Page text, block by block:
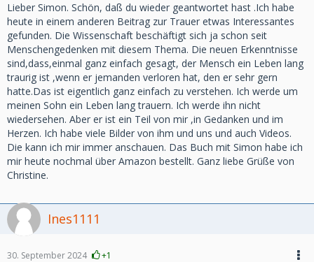
Lieber Simon. Schön, daß du wieder geantwortet hast .Ich habe
heute in einem anderen Beitrag zur Trauer etwas Interessantes
gefunden. Die Wissenschaft beschäftigt sich ja schon seit
Menschengedenken mit diesem Thema. Die neuen Erkenntnisse
sind,dass,einmal ganz einfach gesagt, der Mensch ein Leben lang
traurig ist ,wenn er jemanden verloren hat, den er sehr gern
hatte.Das ist eigentlich ganz einfach zu verstehen. Ich werde um
meinen Sohn ein Leben lang trauern. Ich werde ihn nicht
wiedersehen. Aber er ist ein Teil von mir ,in Gedanken und im
Herzen. Ich habe viele Bilder von ihm und uns und auch Videos.
Die kann ich mir immer anschauen. Das Buch mit Simon habe ich
mir heute nochmal über Amazon bestellt. Ganz liebe Grüße von
Christine.
Ines1111
30. September 2024 +1